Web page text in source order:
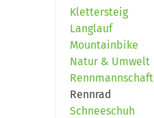
Klettersteig
Langlauf
Mountainbike
Natur & Umwelt
Rennmannschaft
Rennrad
Schneeschuh